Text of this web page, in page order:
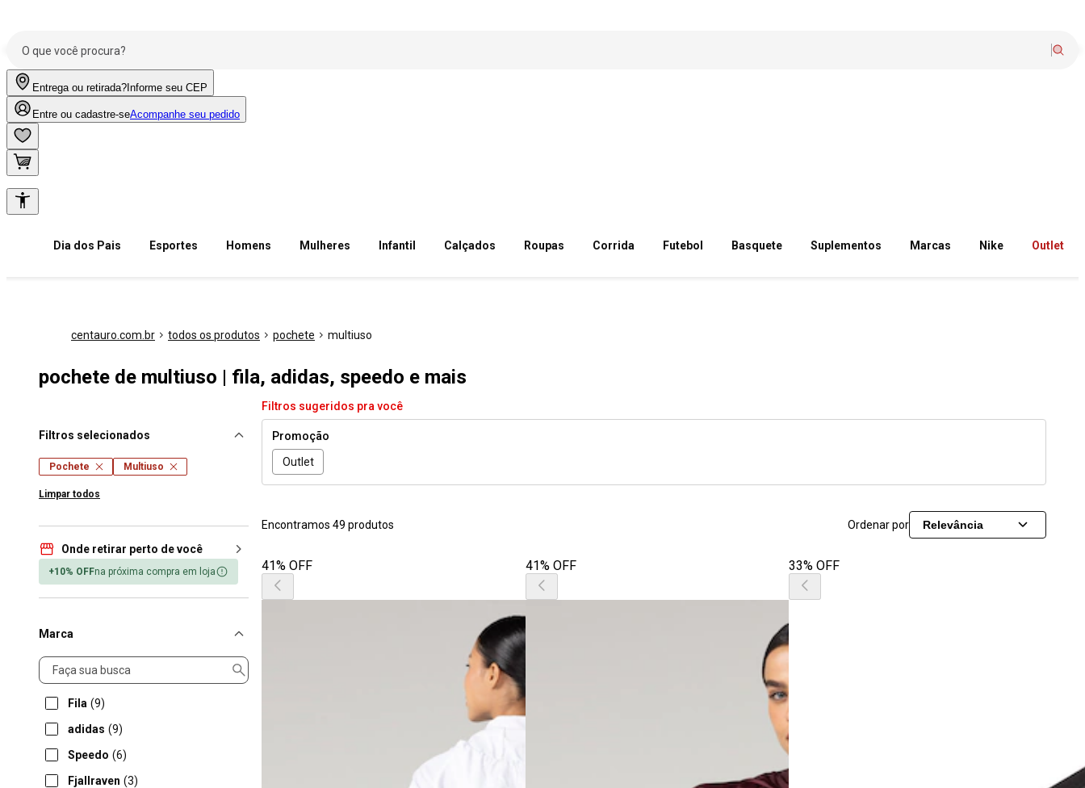
Entrega ou retirada? Informe seu CEP
Entre ou cadastre-seAcompanhe seu pedido
Dia dos Pais Esportes Homens Mulheres Infantil Calçados Roupas Corrida Futebol Basquete Suplementos Marcas Nike Outlet
centauro.com.br todos os produtos pochete multiuso
pochete de multiuso | fila, adidas, speedo e mais
Filtros selecionados
Pochete Multiuso
Limpar todos
Onde retirar perto de você
+10% OFFna próxima compra em loja
Marca
Marca
Fila (9)
adidas (9)
Speedo (6)
Fjallraven (3)
Filtros sugeridos pra você
Promoção
Outlet
Encontramos 49 produtos Ordenar por Relevância
41% OFF 41% OFF 33% OFF